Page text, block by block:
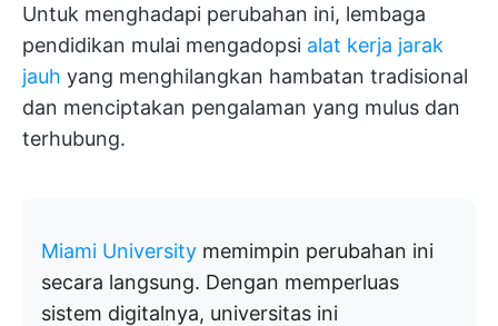
Untuk menghadapi perubahan ini, lembaga
pendidikan mulai mengadopsi alat kerja jarak
jauh yang menghilangkan hambatan tradisional
dan menciptakan pengalaman yang mulus dan
terhubung.
Miami University memimpin perubahan ini
secara langsung. Dengan memperluas
sistem digitalnya, universitas ini